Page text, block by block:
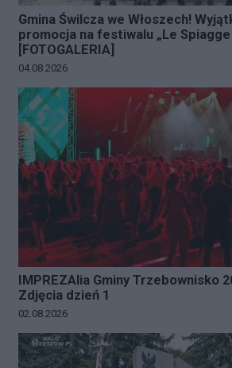
Gmina Świlcza we Włoszech!
promocja na festiwalu „Le Spiagge
[FOTOGALERIA]
Data dodania galerii:
04.08.2026
IMPREZAlia Gminy Trzebownisko
Zdjęcia dzień 1
Data dodania galerii:
02.08.2026